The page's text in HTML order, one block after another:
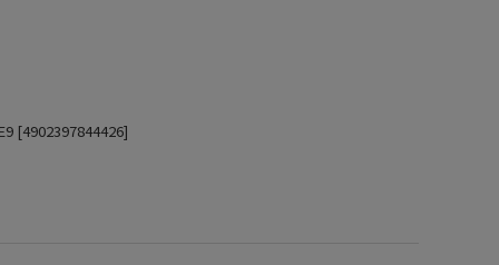
[4902397844426]